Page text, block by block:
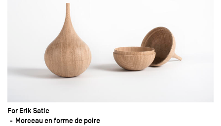
For Erik Satie
Morceau en forme de poire